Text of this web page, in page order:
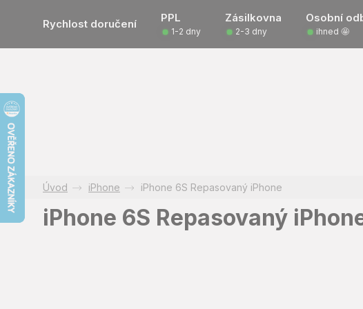
Rychlost doručení PPL Zásilkovna Osobní
1-2 dny 2-3 dny ihned 🤩
iPhone iPhone 6S Repasovaný iPhone
iPhone 6S Repasovaný